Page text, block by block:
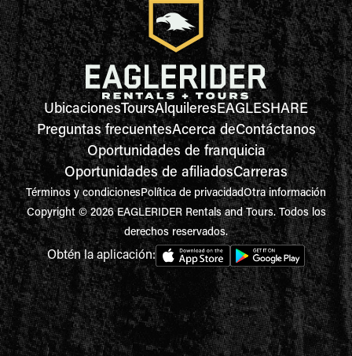
UbicacionesToursAlquileresEAGLESHARE
Preguntas frecuentesAcerca deContáctanos
Oportunidades de franquicia
Oportunidades de afiliadosCarreras
Términos y condicionesPolítica de privacidadOtra información
Copyright © 2026 EAGLERIDER Rentals and Tours. Todos los
derechos reservados.
Obtén la aplicación: